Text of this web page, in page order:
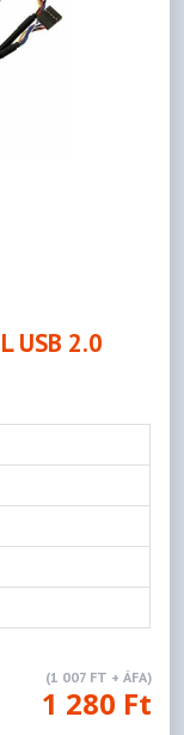
USB 2.0
(1 007 FT + ÁFA)
1 280 Ft